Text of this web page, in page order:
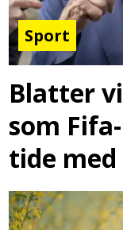
Sport
Blatter
som
tide